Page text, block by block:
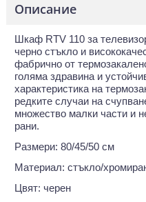
Описание
Шкаф RTV 110 за
черно стъкло и
фабрично от
голяма здравина и
характеристика на
редките случаи на
множество малки части и
рани.
Размери: 80/45/50 см
Материал: стъкло/
Цвят: черен